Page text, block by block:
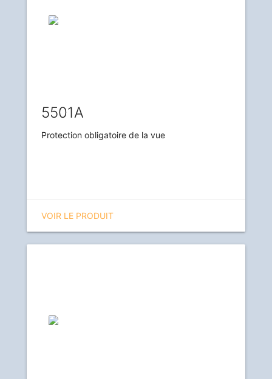
5501A
Protection obligatoire de la vue
VOIR LE PRODUIT